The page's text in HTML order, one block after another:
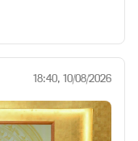
18:40, 10/08/2026